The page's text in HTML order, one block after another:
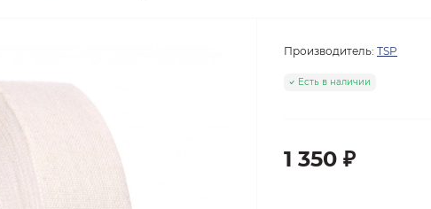
Производитель: ТSP
Есть в наличии
1 350 ₽